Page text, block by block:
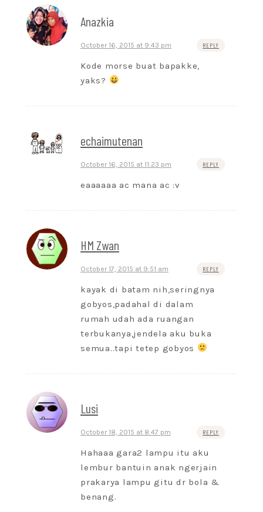
Anazkia
October 16, 2015 at 9:43 pm REPLY
Kode morse buat bapakke,
yaks?
echaimutenan
October 16, 2015 at 11:23 pm REPLY
eaaaaaa ac mana ac :v
HM Zwan
October 17, 2015 at 9:51 am REPLY
kayak di batam nih,seringnya
gobyos,padahal di dalam
rumah udah ada ruangan
terbukanya,jendela aku buka
semua..tapi tetep gobyos
Lusi
October 18, 2015 at 8:47 pm REPLY
Hahaaa gara2 lampu itu aku
lembur bantuin anak ngerjain
prakarya lampu gitu dr bola &
benang.